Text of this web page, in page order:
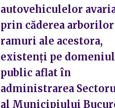
autovehiculelor
prin căderea arborilor
ramuri ale acestora,
existenți pe domeniul
public aflat în
administrarea
al Municipiului